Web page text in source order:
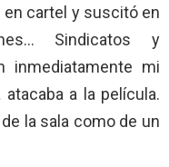
cartel y suscitó en
Sindicatos y
inmediatamente mi
atacaba a la película.
la sala como de un